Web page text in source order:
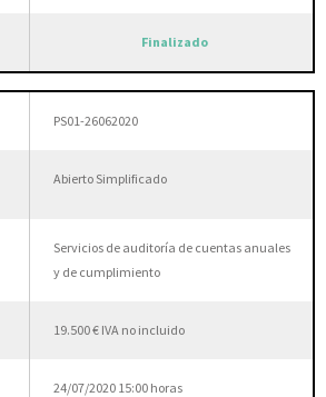
Finalizado
PS01-26062020
Abierto Simplificado
Servicios de auditoría de cuentas anuales
y de cumplimiento
19.500 € IVA no incluido
24/07/2020 15:00 horas